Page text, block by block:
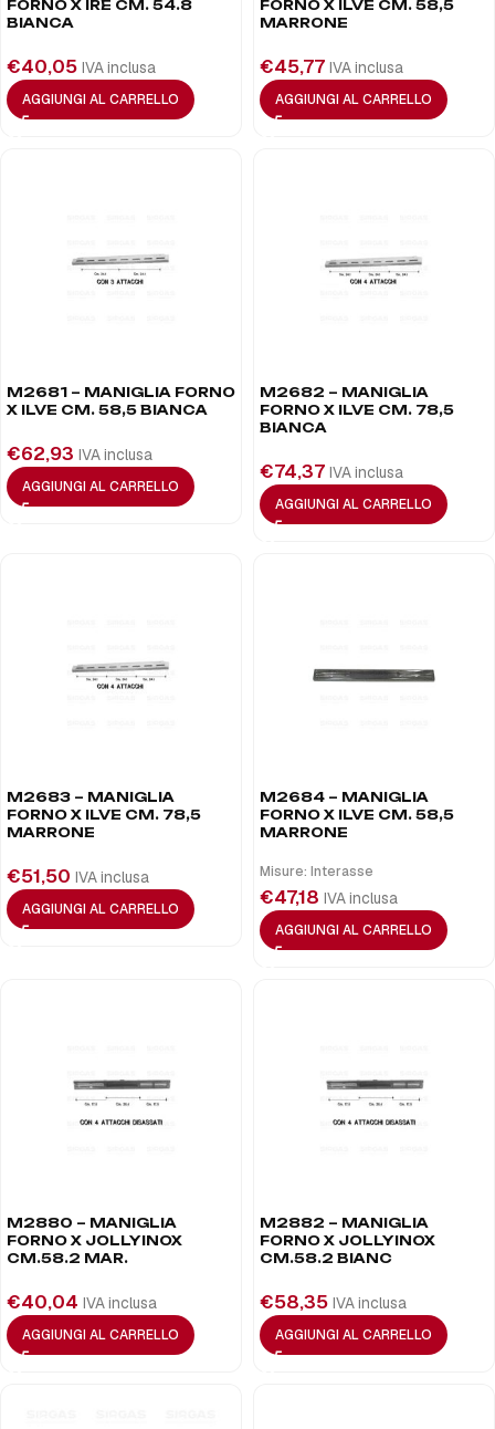
FORNO X IRE CM. 54.8
BIANCA
€40,05 IVA inclusa
AGGIUNGI AL CARRELLO
FORNO X ILVE CM. 58,5
MARRONE
€45,77 IVA inclusa
AGGIUNGI AL CARRELLO
M2681 – MANIGLIA FORNO
X ILVE CM. 58,5 BIANCA
€62,93 IVA inclusa
AGGIUNGI AL CARRELLO
M2682 – MANIGLIA
FORNO X ILVE CM. 78,5
BIANCA
€74,37 IVA inclusa
AGGIUNGI AL CARRELLO
M2683 – MANIGLIA
FORNO X ILVE CM. 78,5
MARRONE
€51,50 IVA inclusa
AGGIUNGI AL CARRELLO
M2684 – MANIGLIA
FORNO X ILVE CM. 58,5
MARRONE
Misure: Interasse
€47,18 IVA inclusa
AGGIUNGI AL CARRELLO
M2880 – MANIGLIA
FORNO X JOLLYINOX
CM.58.2 MAR.
€40,04 IVA inclusa
AGGIUNGI AL CARRELLO
M2882 – MANIGLIA
FORNO X JOLLYINOX
CM.58.2 BIANC
€58,35 IVA inclusa
AGGIUNGI AL CARRELLO